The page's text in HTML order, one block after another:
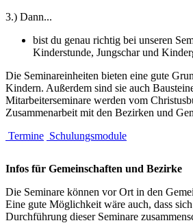
3.) Dann...
bist du genau richtig bei unseren
Kinderstunde, Jungschar und
Die Seminareinheiten bieten eine gute
Kindern. Außerdem sind sie auch
Mitarbeiterseminare werden vom
Zusammenarbeit mit den Bezirken und
Termine Schulungsmodule
Infos für Gemeinschaften und Bezirke
Die Seminare können vor Ort in den
Eine gute Möglichkeit wäre auch, dass
Durchführung dieser Seminare